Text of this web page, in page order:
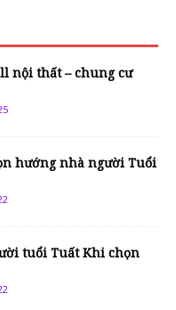
nội thất – chung cư
hướng nhà người Tuổi
tuổi Tuất Khi chọn